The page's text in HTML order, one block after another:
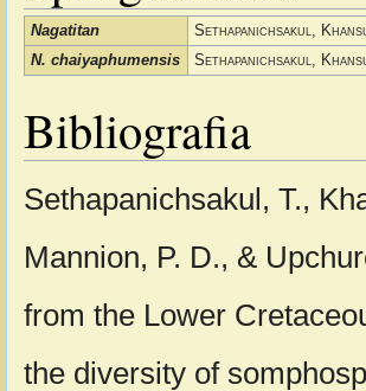
Nagatitan
Sethapanichsakul,
N. chaiyaphumensis
Sethapanichsakul,
Bibliografia
Sethapanichsakul, T.,
Mannion, P. D., &
from the Lower
the diversity of